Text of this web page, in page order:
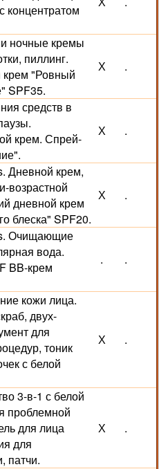
концентратом
ночные кремы
пиллинг.
крем "Ровный
SPF35.
Х .
средств в
крем. Спрей-
Х .
Дневной крем,
возрастной
дневной крем
блеска" SPF20.
Х .
Очищающие
вода.
BB-крем
. .
кожи лица.
двух-
для
тоник
с белой
Х .
3-в-1 с белой
проблемной
для лица
для
патчи.
Х .